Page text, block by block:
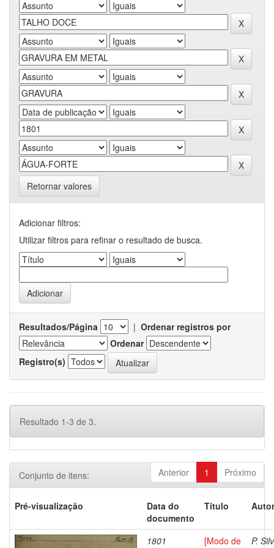
Retornar valores
Adicionar filtros:
Utilizar filtros para refinar o resultado de busca.
Resultados/Página | Ordenar registros por
Ordenar
Registro(s)
Resultado 1-3 de 3.
Anterior 1 Próximo
Conjunto de itens:
Pré-visualização
Data do
documento
Título
1801
[Modo de
P.